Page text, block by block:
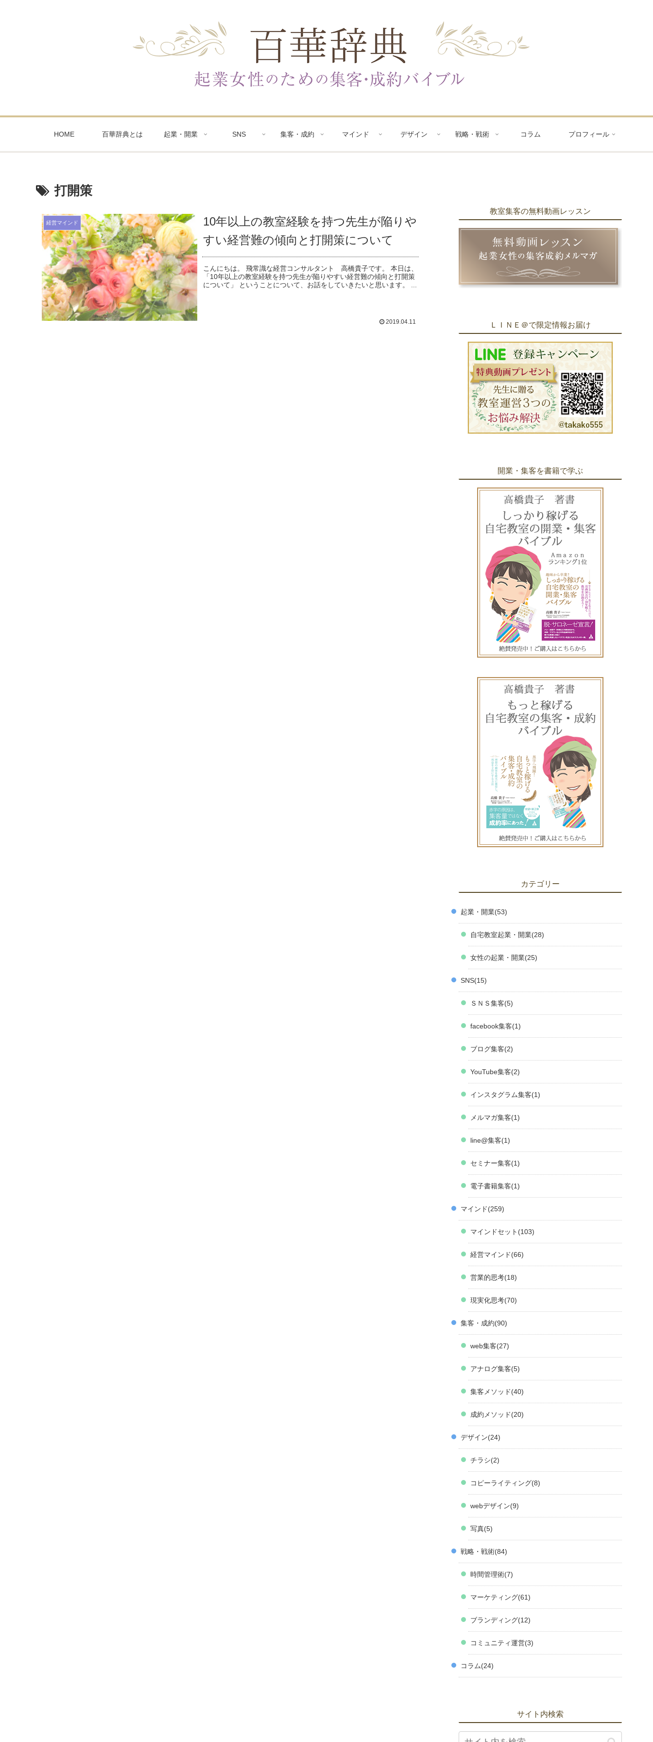
HOME 百華辞典とは 起業・開業 SNS 集客・成約 マインド デザイン 戦略・戦術 コラム プロフィール
打開策
経営マインド
10年以上の教室経験を持つ先生が陥りや
すい経営難の傾向と打開策について
こんにちは。 飛常識な経営コンサルタント 高橋貴子です。 本日は、
「10年以上の教室経験を持つ先生が陥りやすい経営難の傾向と打開策
について」 ということについて、お話をしていきたいと思います。 ...
2019.04.11
教室集客の無料動画レッスン
ＬＩＮＥ＠で限定情報お届け
開業・集客を書籍で学ぶ
カテゴリー
起業・開業 53
自宅教室起業・開業 28
女性の起業・開業 25
SNS 15
ＳＮＳ集客 5
facebook集客 1
ブログ集客 2
YouTube集客 2
インスタグラム集客 1
メルマガ集客 1
line@集客 1
セミナー集客 1
電子書籍集客 1
マインド 259
マインドセット 103
経営マインド 66
営業的思考 18
現実化思考 70
集客・成約 90
web集客 27
アナログ集客 5
集客メソッド 40
成約メソッド 20
デザイン 24
チラシ 2
コピーライティング 8
webデザイン 9
写真 5
戦略・戦術 84
時間管理術 7
マーケティング 61
ブランディング 12
コミュニティ運営 3
コラム 24
サイト内検索